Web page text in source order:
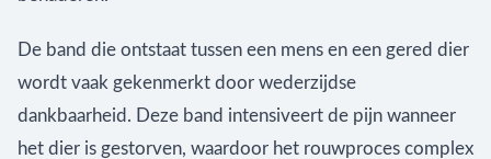
De band die ontstaat tussen een mens en een gered dier
wordt vaak gekenmerkt door wederzijdse
dankbaarheid. Deze band intensiveert de pijn wanneer
het dier is gestorven, waardoor het rouwproces complex